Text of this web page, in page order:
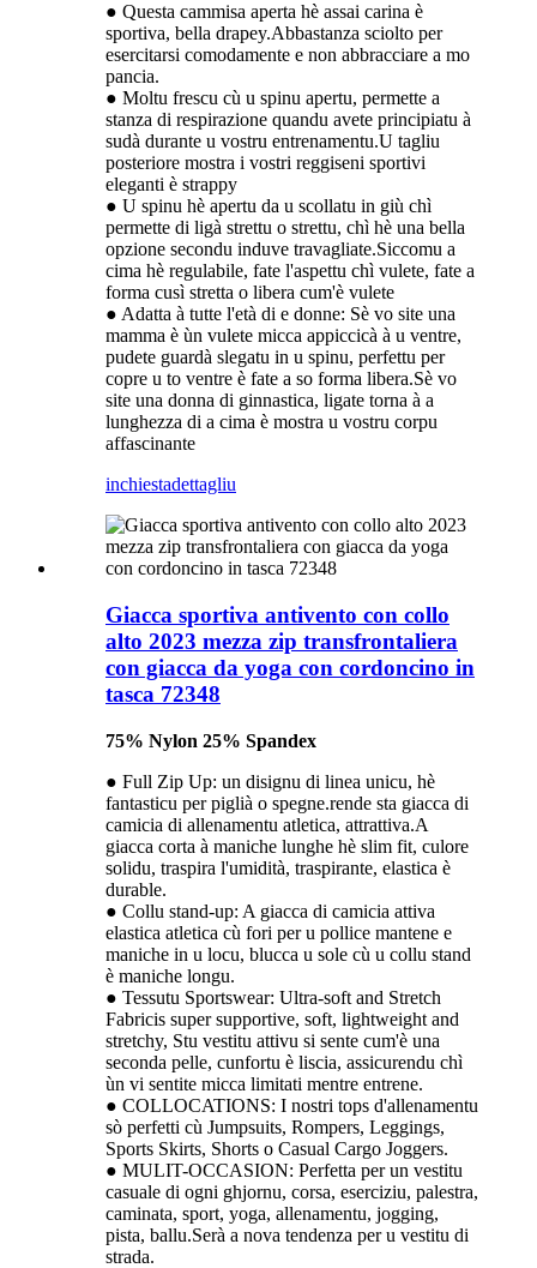
● Questa cammisa aperta hè assai carina è
sportiva, bella drapey.Abbastanza sciolto per
esercitarsi comodamente e non abbracciare a mo
pancia.
● Moltu frescu cù u spinu apertu, permette a
stanza di respirazione quandu avete principiatu à
sudà durante u vostru entrenamentu.U tagliu
posteriore mostra i vostri reggiseni sportivi
eleganti è strappy
● U spinu hè apertu da u scollatu in giù chì
permette di ligà strettu o strettu, chì hè una bella
opzione secondu induve travagliate.Siccomu a
cima hè regulabile, fate l'aspettu chì vulete, fate a
forma cusì stretta o libera cum'è vulete
● Adatta à tutte l'età di e donne: Sè vo site una
mamma è ùn vulete micca appiccicà à u ventre,
pudete guardà slegatu in u spinu, perfettu per
copre u to ventre è fate a so forma libera.Sè vo
site una donna di ginnastica, ligate torna à a
lunghezza di a cima è mostra u vostru corpu
affascinante
inchiestadettagliu
Giacca sportiva antivento con collo
alto 2023 mezza zip transfrontaliera
con giacca da yoga con cordoncino in
tasca 72348
75% Nylon 25% Spandex
● Full Zip Up: un disignu di linea unicu, hè
fantasticu per piglià o spegne.rende sta giacca di
camicia di allenamentu atletica, attrattiva.A
giacca corta à maniche lunghe hè slim fit, culore
solidu, traspira l'umidità, traspirante, elastica è
durable.
● Collu stand-up: A giacca di camicia attiva
elastica atletica cù fori per u pollice mantene e
maniche in u locu, blucca u sole cù u collu stand
è maniche longu.
● Tessutu Sportswear: Ultra-soft and Stretch
Fabricis super supportive, soft, lightweight and
stretchy, Stu vestitu attivu si sente cum'è una
seconda pelle, cunfortu è liscia, assicurendu chì
ùn vi sentite micca limitati mentre entrene.
● COLLOCATIONS: I nostri tops d'allenamentu
sò perfetti cù Jumpsuits, Rompers, Leggings,
Sports Skirts, Shorts o Casual Cargo Joggers.
● MULIT-OCCASION: Perfetta per un vestitu
casuale di ogni ghjornu, corsa, eserciziu, palestra,
caminata, sport, yoga, allenamentu, jogging,
pista, ballu.Serà a nova tendenza per u vestitu di
strada.